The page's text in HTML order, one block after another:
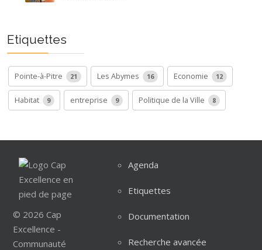
Etiquettes
Pointe-à-Pitre 21 Les Abymes 16 Economie 12
Habitat 9 entreprise 9 Politique de la Ville 8
© 2026 Cap
Excellence -
Communauté
Agenda
Etiquettes
Documentation
Recherche avancée